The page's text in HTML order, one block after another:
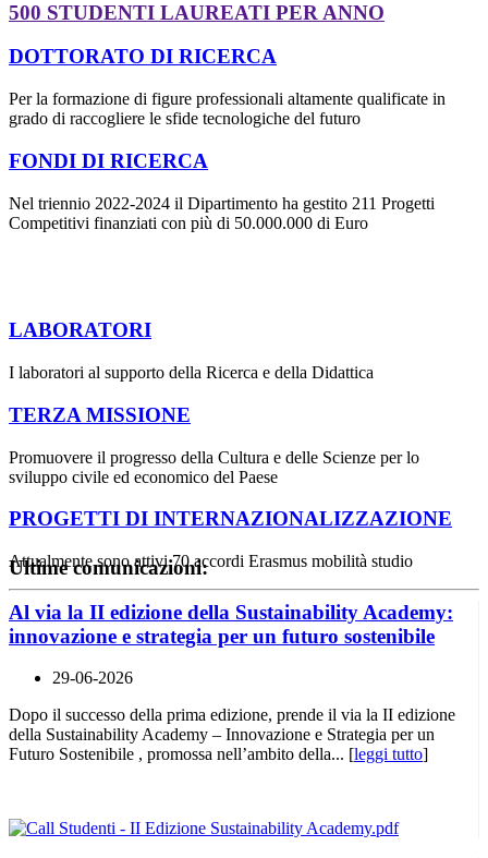
500 STUDENTI LAUREATI PER ANNO
DOTTORATO DI RICERCA
Per la formazione di figure professionali altamente qualificate in
grado di raccogliere le sfide tecnologiche del futuro
FONDI DI RICERCA
Nel triennio 2022-2024 il Dipartimento ha gestito 211 Progetti
Competitivi finanziati con più di 50.000.000 di Euro
LABORATORI
I laboratori al supporto della Ricerca e della Didattica
TERZA MISSIONE
Promuovere il progresso della Cultura e delle Scienze per lo
sviluppo civile ed economico del Paese
PROGETTI DI INTERNAZIONALIZZAZIONE
Attualmente sono attivi 70 accordi Erasmus mobilità studio
Ultime comunicazioni:
Al via la II edizione della Sustainability Academy:
innovazione e strategia per un futuro sostenibile
29-06-2026
Dopo il successo della prima edizione, prende il via la II edizione
della Sustainability Academy – Innovazione e Strategia per un
Futuro Sostenibile , promossa nell’ambito della... [leggi tutto]